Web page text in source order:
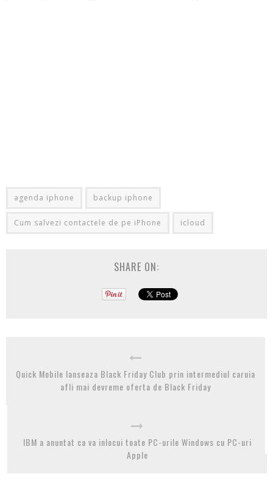
agenda iphone backup iphone
Cum salvezi contactele de pe iPhone icloud
SHARE ON:
Quick Mobile lanseaza Black Friday Club prin intermediul caruia
afli mai devreme oferta de Black Friday
IBM a anuntat ca va inlocui toate PC-urile Windows cu PC-uri
Apple